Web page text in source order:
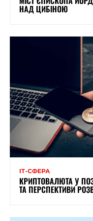
НАД ЦИБІНОЮ
ІТ-СФЕРА
КРИПТОВАЛЮТА У
ТА ПЕРСПЕКТИВИ